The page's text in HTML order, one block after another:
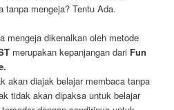
tanpa mengeja? Tentu Ada.
mengeja dikenalkan oleh metode
merupakan kepanjangan dari Fun
akan diajak belajar membaca tanpa
tidak akan dipaksa untuk belajar